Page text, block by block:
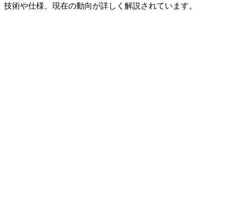
技術や仕様、現在の動向が詳しく解説されています。